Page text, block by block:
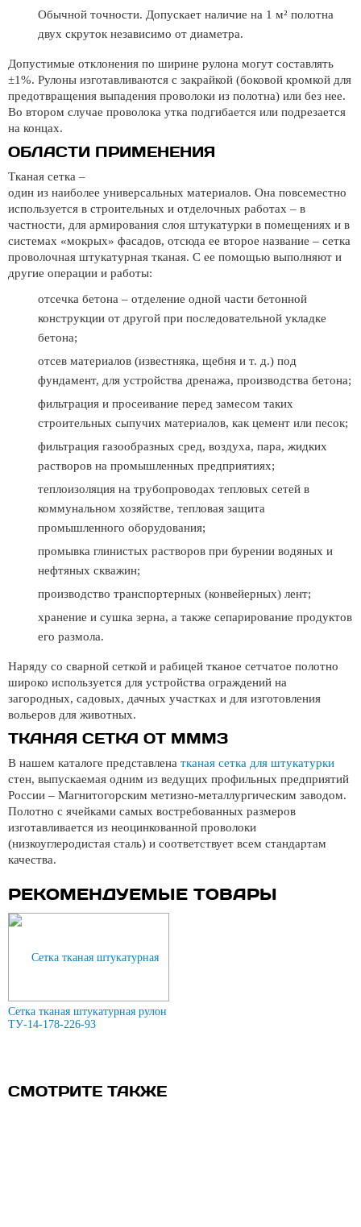
Обычной точности. Допускает наличие на 1 м² полотна
двух скруток независимо от диаметра.
Допустимые отклонения по ширине рулона могут составлять
±1%. Рулоны изготавливаются с закрайкой (боковой кромкой для
предотвращения выпадения проволоки из полотна) или без нее.
Во втором случае проволока утка подгибается или подрезается
на концах.
ОБЛАСТИ ПРИМЕНЕНИЯ
Тканая сетка –
один из наиболее универсальных материалов. Она повсеместно
используется в строительных и отделочных работах – в
частности, для армирования слоя штукатурки в помещениях и в
системах «мокрых» фасадов, отсюда ее второе название – сетка
проволочная штукатурная тканая. С ее помощью выполняют и
другие операции и работы:
отсечка бетона – отделение одной части бетонной
конструкции от другой при последовательной укладке
бетона;
отсев материалов (известняка, щебня и т. д.) под
фундамент, для устройства дренажа, производства бетона;
фильтрация и просеивание перед замесом таких
строительных сыпучих материалов, как цемент или песок;
фильтрация газообразных сред, воздуха, пара, жидких
растворов на промышленных предприятиях;
теплоизоляция на трубопроводах тепловых сетей в
коммунальном хозяйстве, тепловая защита
промышленного оборудования;
промывка глинистых растворов при бурении водяных и
нефтяных скважин;
производство транспортерных (конвейерных) лент;
хранение и сушка зерна, а также сепарирование продуктов
его размола.
Наряду со сварной сеткой и рабицей тканое сетчатое полотно
широко используется для устройства ограждений на
загородных, садовых, дачных участках и для изготовления
вольеров для животных.
ТКАНАЯ СЕТКА ОТ МММЗ
В нашем каталоге представлена тканая сетка для штукатурки
стен, выпускаемая одним из ведущих профильных предприятий
России – Магнитогорским метизно-металлургическим заводом.
Полотно с ячейками самых востребованных размеров
изготавливается из неоцинкованной проволоки
(низкоуглеродистая сталь) и соответствует всем стандартам
качества.
РЕКОМЕНДУЕМЫЕ ТОВАРЫ
Сетка тканая штукатурная рулон
ТУ-14-178-226-93
СМОТРИТЕ ТАКЖЕ